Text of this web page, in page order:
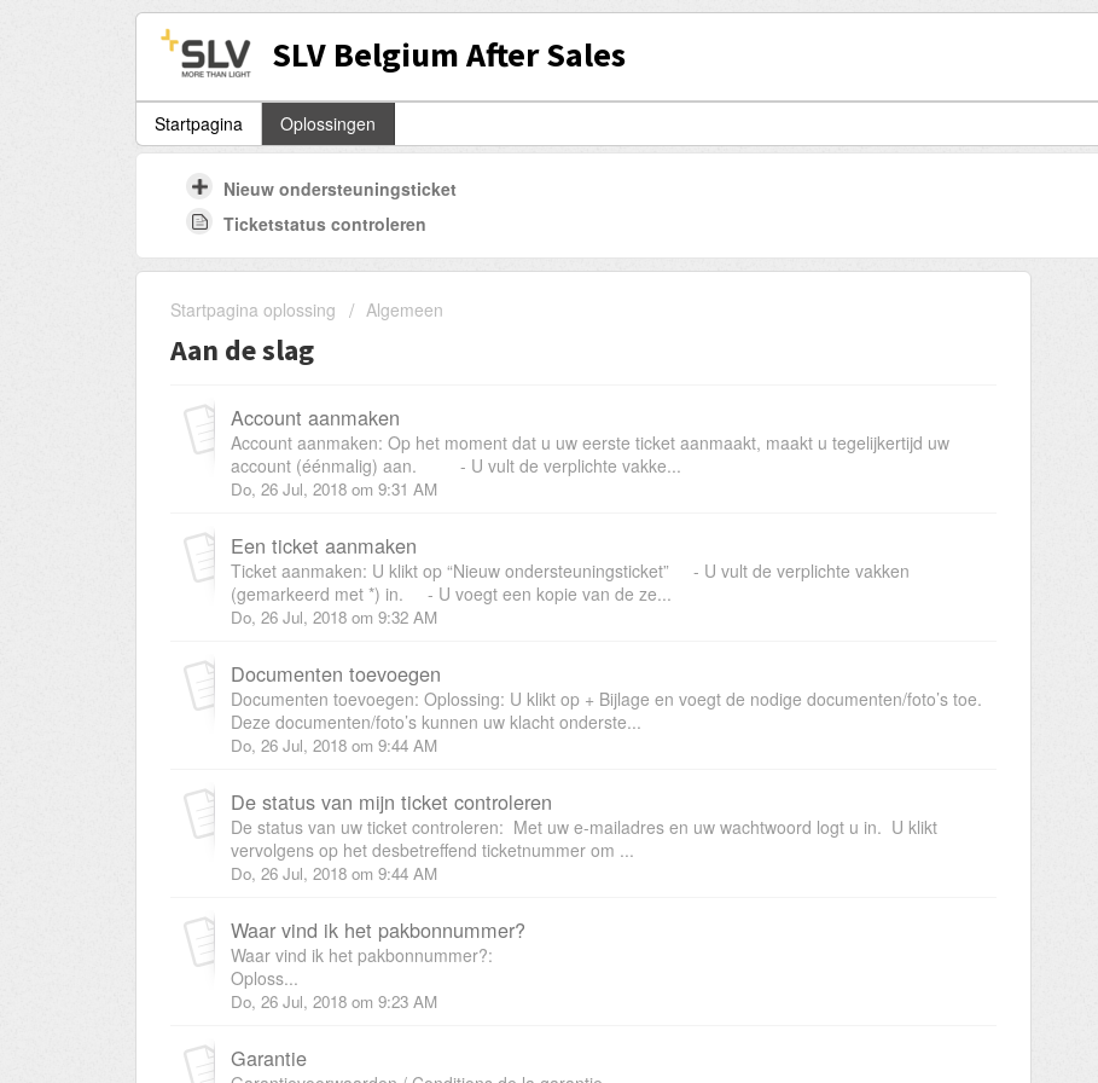
SLV Belgium After Sales
Startpagina Oplossingen
Nieuw ondersteuningsticket
Ticketstatus controleren
Startpagina oplossing Algemeen
Aan de slag
Account aanmaken
Account aanmaken: Op het moment dat u uw eerste ticket aanmaakt, maakt u tegelijkertijd uw
account (éénmalig) aan. - U vult de verplichte vakke...
Do, 26 Jul, 2018 om 9:31 AM
Een ticket aanmaken
Ticket aanmaken: U klikt op “Nieuw ondersteuningsticket” - U vult de verplichte vakken
(gemarkeerd met *) in. - U voegt een kopie van de ze...
Do, 26 Jul, 2018 om 9:32 AM
Documenten toevoegen
Documenten toevoegen: Oplossing: U klikt op + Bijlage en voegt de nodige documenten/foto’s toe.
Deze documenten/foto’s kunnen uw klacht onderste...
Do, 26 Jul, 2018 om 9:44 AM
De status van mijn ticket controleren
De status van uw ticket controleren: Met uw e-mailadres en uw wachtwoord logt u in. U klikt
vervolgens op het desbetreffend ticketnummer om ...
Do, 26 Jul, 2018 om 9:44 AM
Waar vind ik het pakbonnummer?
Waar vind ik het pakbonnummer?:
Oploss...
Do, 26 Jul, 2018 om 9:23 AM
Garantie